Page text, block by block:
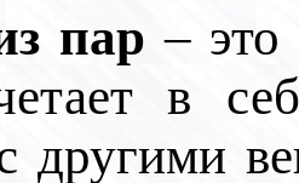
пар – это
в
другими